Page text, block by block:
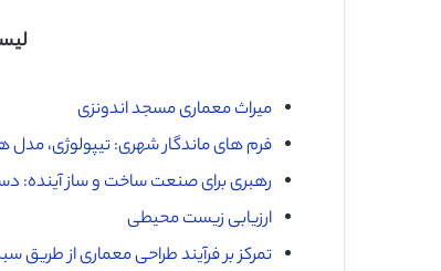
میراث معماری مسجد اندونزی
فرم های ماندگار شهری: تیپولوژی، مدل
رهبری برای صنعت ساخت و ساز آینده:
ارزیابی زیست محیطی
تمرکز بر فرآیند طراحی معماری از طریق